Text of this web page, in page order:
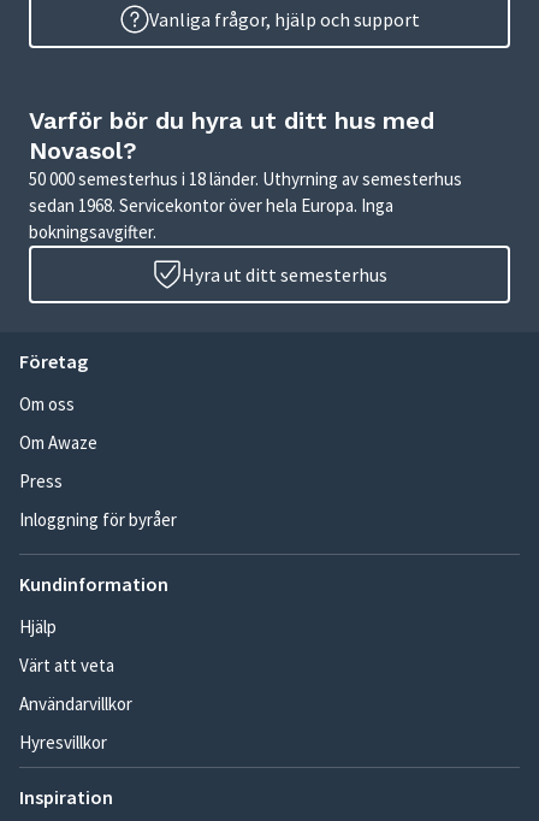
Vanliga frågor, hjälp och support
Varför bör du hyra ut ditt hus med
Novasol?
50 000 semesterhus i 18 länder. Uthyrning av semesterhus
sedan 1968. Servicekontor över hela Europa. Inga
bokningsavgifter.
Hyra ut ditt semesterhus
Företag
Om oss
Om Awaze
Press
Inloggning för byråer
Kundinformation
Hjälp
Värt att veta
Användarvillkor
Hyresvillkor
Inspiration